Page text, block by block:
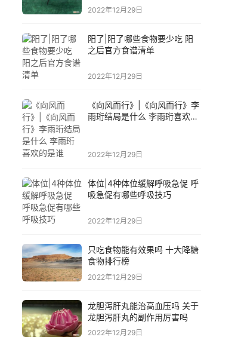
2022年12月29日
阳了|阳了哪些食物要少吃 阳
之后官方食谱清单
2022年12月29日
《向风而行》|《向风而行》李
雨珩结局是什么 李雨珩喜欢的
2022年12月29日
体位|4种体位缓解呼吸急促 呼
吸急促有哪些呼吸技巧
2022年12月29日
只吃食物能有效果吗 十大降糖
食物排行榜
2022年12月29日
龙胆泻肝丸能治高血压吗 关于
龙胆泻肝丸的副作用厉害吗
2022年12月29日